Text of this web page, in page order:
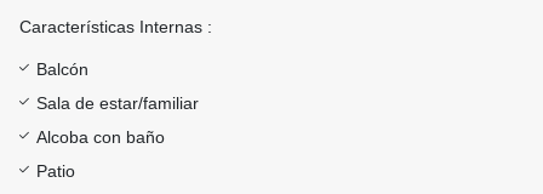
Características Internas :
Balcón
Sala de estar/familiar
Alcoba con baño
Patio